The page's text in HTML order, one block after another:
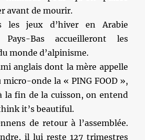
avant de mourir.
jeux d’hiver en Arabie
Bas accueilleront les
monde d’alpinisme.
anglais dont la mère appelle
onde la « PING FOOD »,
la fin de la cuisson, on entend
it’s beautiful.
de retour à l’assemblée.
il lui reste 127 trimestres